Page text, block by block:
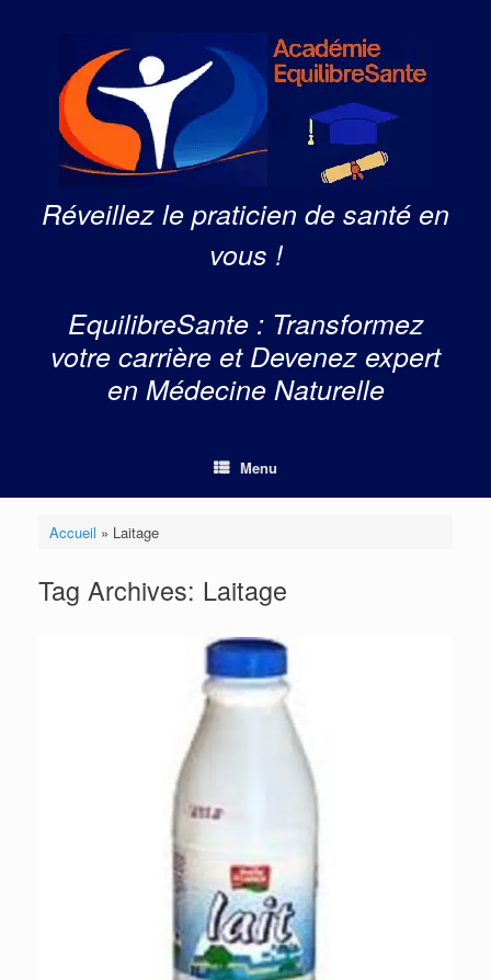
Réveillez le praticien de santé en
vous !
EquilibreSante : Transformez
votre carrière et Devenez expert
en Médecine Naturelle
Menu
Accueil » Laitage
Tag Archives: Laitage